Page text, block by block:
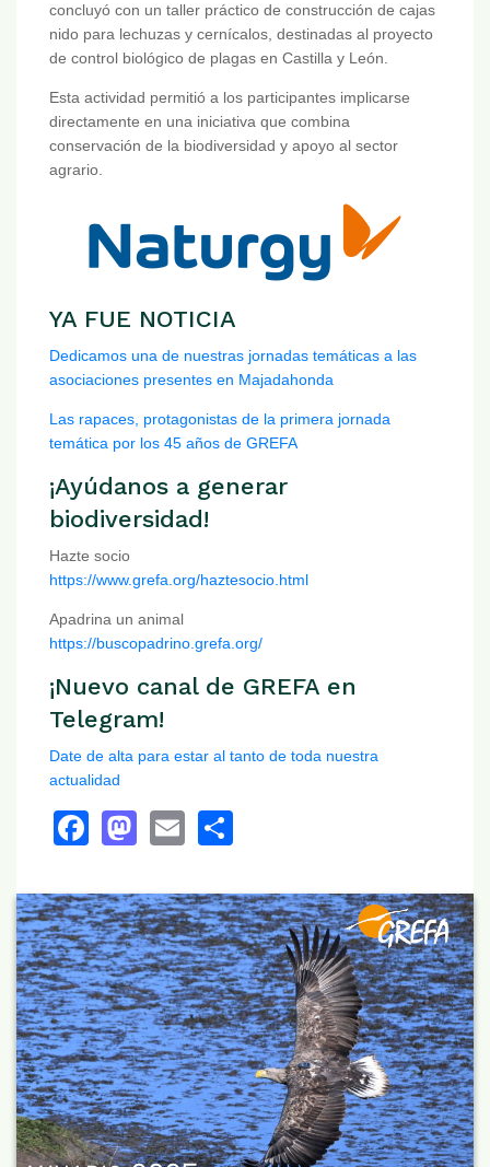
concluyó con un taller práctico de construcción de cajas
nido para lechuzas y cernícalos, destinadas al proyecto
de control biológico de plagas en Castilla y León.
Esta actividad permitió a los participantes implicarse
directamente en una iniciativa que combina
conservación de la biodiversidad y apoyo al sector
agrario.
YA FUE NOTICIA
Dedicamos una de nuestras jornadas temáticas a las
asociaciones presentes en Majadahonda
Las rapaces, protagonistas de la primera jornada
temática por los 45 años de GREFA
¡Ayúdanos a generar
biodiversidad!
Hazte socio
https://www.grefa.org/haztesocio.html
Apadrina un animal
https://buscopadrino.grefa.org/
¡Nuevo canal de GREFA en
Telegram!
Date de alta para estar al tanto de toda nuestra
actualidad
Facebook
Mastodon
Email